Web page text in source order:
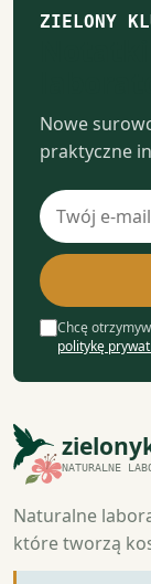
ZIELONY
Nowe
praktyczne
Adres
e-
mail
Chcę
politykę
NATURALNE
Naturalne
które tworzą